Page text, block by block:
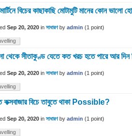
বিচের কাছাকাছি মোটামুটি মানের কোন
Sep 20, 2020 in সাধারণ by admin (1 point)
থেকে সীতাকুণ্ড যেতে কত খরচ হতে পারে আর দিন
Sep 20, 2020 in সাধারণ by admin (1 point)
কক্সবাজার বিচে তাবুতে থাকা Possible?
Sep 20, 2020 in সাধারণ by admin (1 point)